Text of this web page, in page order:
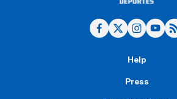
Help
Press